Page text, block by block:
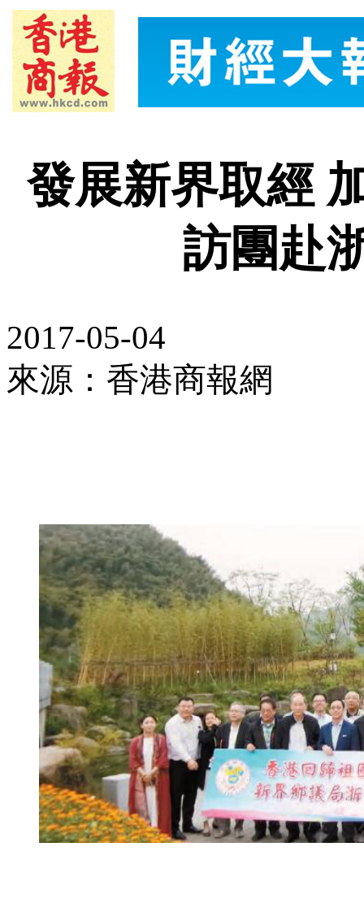
發展新界取經
訪團赴
2017-05-04
來源：香港商報網